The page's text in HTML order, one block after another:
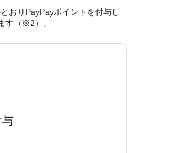
おりPayPayポイントを付与し
す（※2）。
与